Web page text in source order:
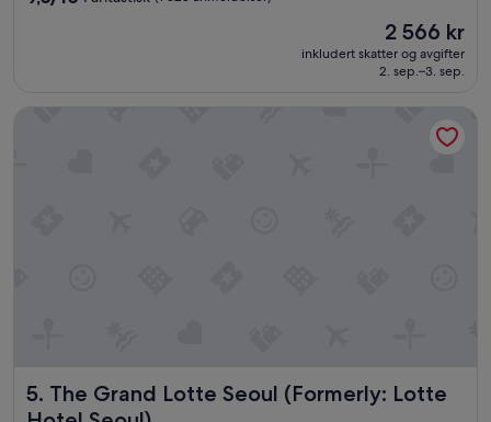
stjerner
Prisen
er
2 566 kr
2 566 kr
inkludert skatter og avgifter
2. sep.–3. sep.
5. The Grand Lotte Seoul (Formerly: Lotte
The Grand Lotte Seoul (Formerly: Lotte Hotel Seoul)